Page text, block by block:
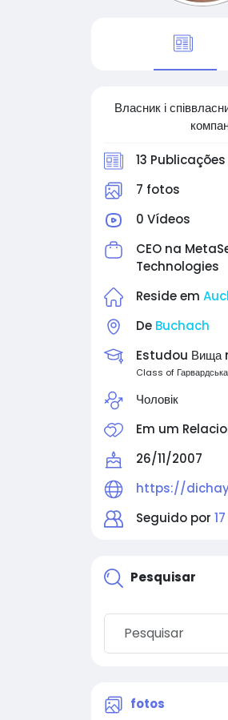
Власник і
13 Publicações
7 fotos
0 Vídeos
CEO na
Technologies
Reside em
De Buchach
Estudou Вища
Class of Гарвардська
Чоловік
Em um
26/11/2007
https://
Seguido por
Pesquisar
fotos